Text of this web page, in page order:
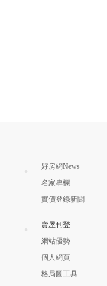
好房網News
名家專欄
實價登錄新聞
賣屋刊登
網站優勢
個人網頁
格局圖工具